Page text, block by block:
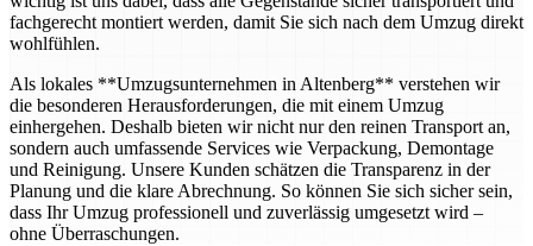
fachgerecht montiert werden, damit Sie sich nach dem Umzug direkt
wohlfühlen.
Als lokales **Umzugsunternehmen in Altenberg** verstehen wir
die besonderen Herausforderungen, die mit einem Umzug
einhergehen. Deshalb bieten wir nicht nur den reinen Transport an,
sondern auch umfassende Services wie Verpackung, Demontage
und Reinigung. Unsere Kunden schätzen die Transparenz in der
Planung und die klare Abrechnung. So können Sie sich sicher sein,
dass Ihr Umzug professionell und zuverlässig umgesetzt wird –
ohne Überraschungen.